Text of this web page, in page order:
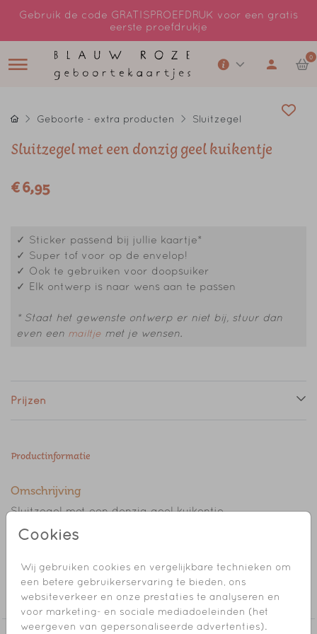
Gebruik de code GRATISPROEFDRUK voor een gratis
eerste proefdrukje
0
Cookies
Wij gebruiken cookies en vergelijkbare technieken om
een betere gebruikerservaring te bieden, ons
websiteverkeer en onze prestaties te analyseren en
voor marketing- en sociale mediadoeleinden (het
weergeven van gepersonaliseerde advertenties).
Geboorte - extra producten Sluitzegel
Sluitzegel met een donzig geel kuikentje
€ 6,95
✓ Sticker passend bij jullie kaartje*
✓ Super tof voor op de envelop!
✓ Ook te gebruiken voor doopsuiker
✓ Elk ontwerp is naar wens aan te passen
* Staat het gewenste ontwerp er niet bij, stuur dan
even een mailtje met je wensen.
Prijzen
Productinformatie
Omschrijving
Sluitzegel met een donzig geel kuikentje.
// HARRY - MARIELOU
Collectie
Sluitzegel